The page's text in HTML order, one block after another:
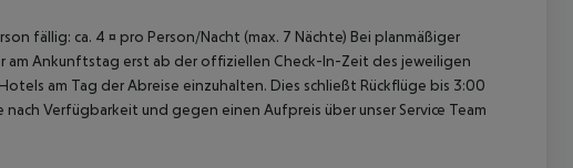
fällig: ca. 4 ¤ pro Person/Nacht (max. 7 Nächte) Bei planmäßiger
Ankunftstag erst ab der offiziellen Check-In-Zeit des jeweiligen
am Tag der Abreise einzuhalten. Dies schließt Rückflüge bis 3:00
Verfügbarkeit und gegen einen Aufpreis über unser Service Team